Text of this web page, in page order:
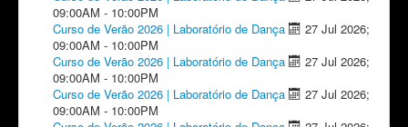
09:00AM - 10:00PM
Curso de Verão 2026 | Laboratório de Dança
27 Jul 2026;
09:00AM - 10:00PM
Curso de Verão 2026 | Laboratório de Dança
27 Jul 2026;
09:00AM - 10:00PM
Curso de Verão 2026 | Laboratório de Dança
27 Jul 2026;
09:00AM - 10:00PM